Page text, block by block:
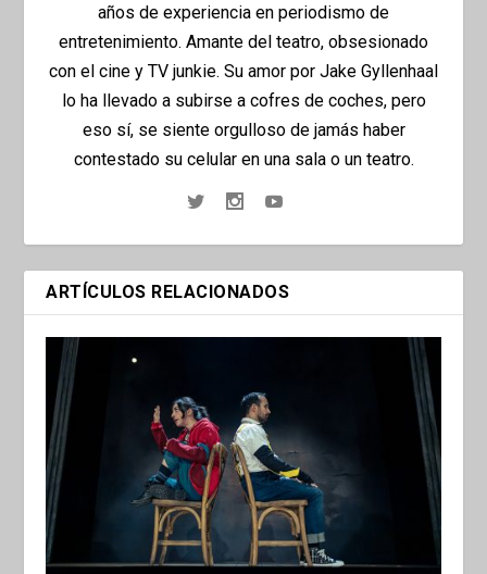
años de experiencia en periodismo de
entretenimiento. Amante del teatro, obsesionado
con el cine y TV junkie. Su amor por Jake Gyllenhaal
lo ha llevado a subirse a cofres de coches, pero
eso sí, se siente orgulloso de jamás haber
contestado su celular en una sala o un teatro.
ARTÍCULOS RELACIONADOS